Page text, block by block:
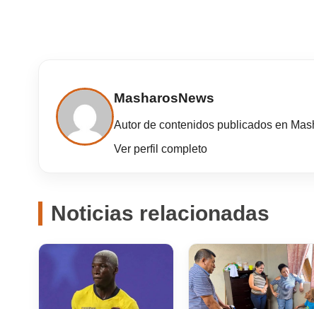
MasharosNews
Autor de contenidos publicados en
Ver perfil completo
Noticias relacionadas